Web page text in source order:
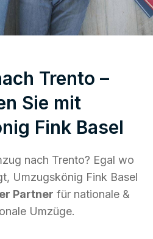
Trento –
Sie mit
Fink Basel
nach Trento? Egal wo
Umzugskönig Fink Basel
Partner für nationale &
Umzüge.